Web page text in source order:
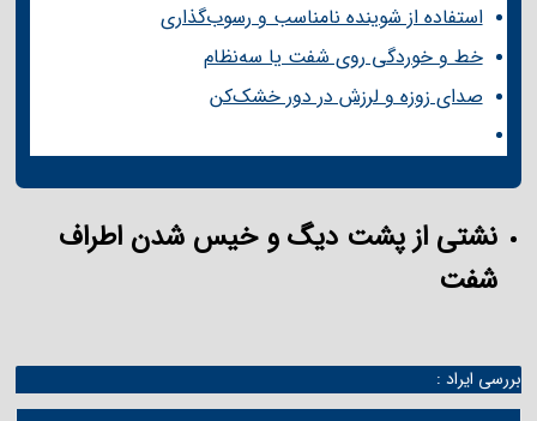
استفاده از شوینده نامناسب و رسوب‌گذاری
خط و خوردگی روی شفت یا سه‌نظام
صدای زوزه و لرزش در دور خشک‌کن
نشتی از پشت دیگ و خیس شدن اطراف
شفت
بررسی ایراد :